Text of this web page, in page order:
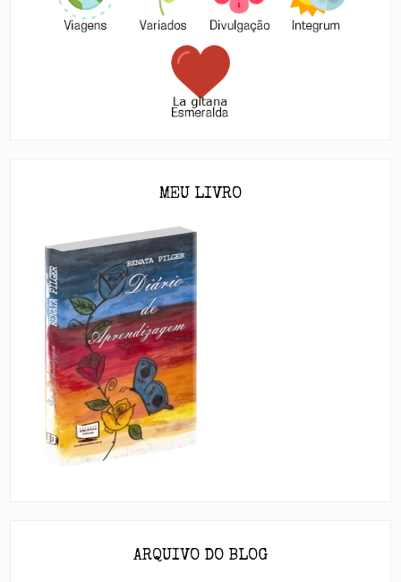
MEU LIVRO
ARQUIVO DO BLOG